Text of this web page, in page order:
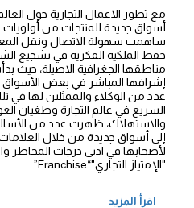
مع تطور الاعمال التجارية حول
أسواق جديدة للمنتجات من
ساهمت سهولة الاتصال ونقل
حفظ الملكية الفكرية في تشجيع
مناطقها الجغرافية الاصيلة، حيث
إشرافها المباشر في بعض
عدد من الوكلاء والممثلين لها في
السريع في عالم التجارة وطغيان
والاستهلاك، ظهرت عدد من
إلى أسواق جديدة من خلال العلامات
لأصحابها في ادنى درجات المخاطر
"الإمتياز التجاري"“Franchise”.
اقرأ المزيد